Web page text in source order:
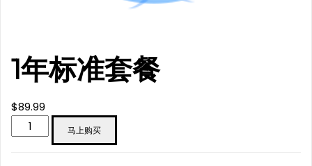
1年标准套餐
$89.99
年
马上购买